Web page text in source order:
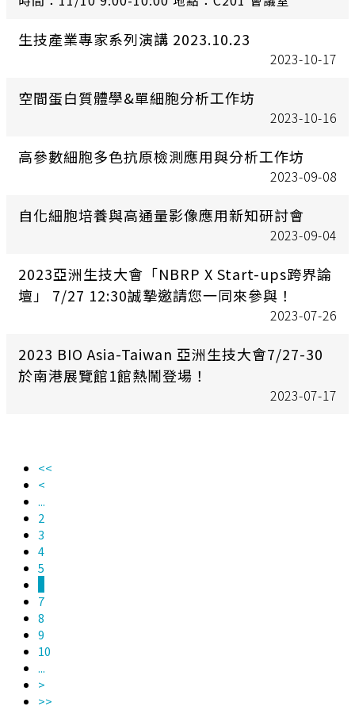
生技產業專家系列演講 2023.10.23
2023-10-17
空間蛋白質體學&單細胞分析工作坊
2023-10-16
高參數細胞多色抗原檢測應用與分析工作坊
2023-09-08
自化細胞培養與高通量影像應用新知研討會
2023-09-04
2023亞洲生技大會「NBRP X Start-ups跨界論
壇」 7/27 12:30誠摯邀請您一同來參與！
2023-07-26
2023 BIO Asia-Taiwan 亞洲生技大會7/27-30
於南港展覽館1館熱鬧登場！
2023-07-17
<<
<
...
2
3
4
5
7
8
9
10
...
>
>>